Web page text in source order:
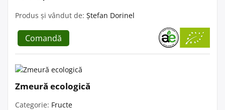
Produs și vândut de: Ștefan Dorinel
Comandă
Zmeură ecologică
Categorie: Fructe